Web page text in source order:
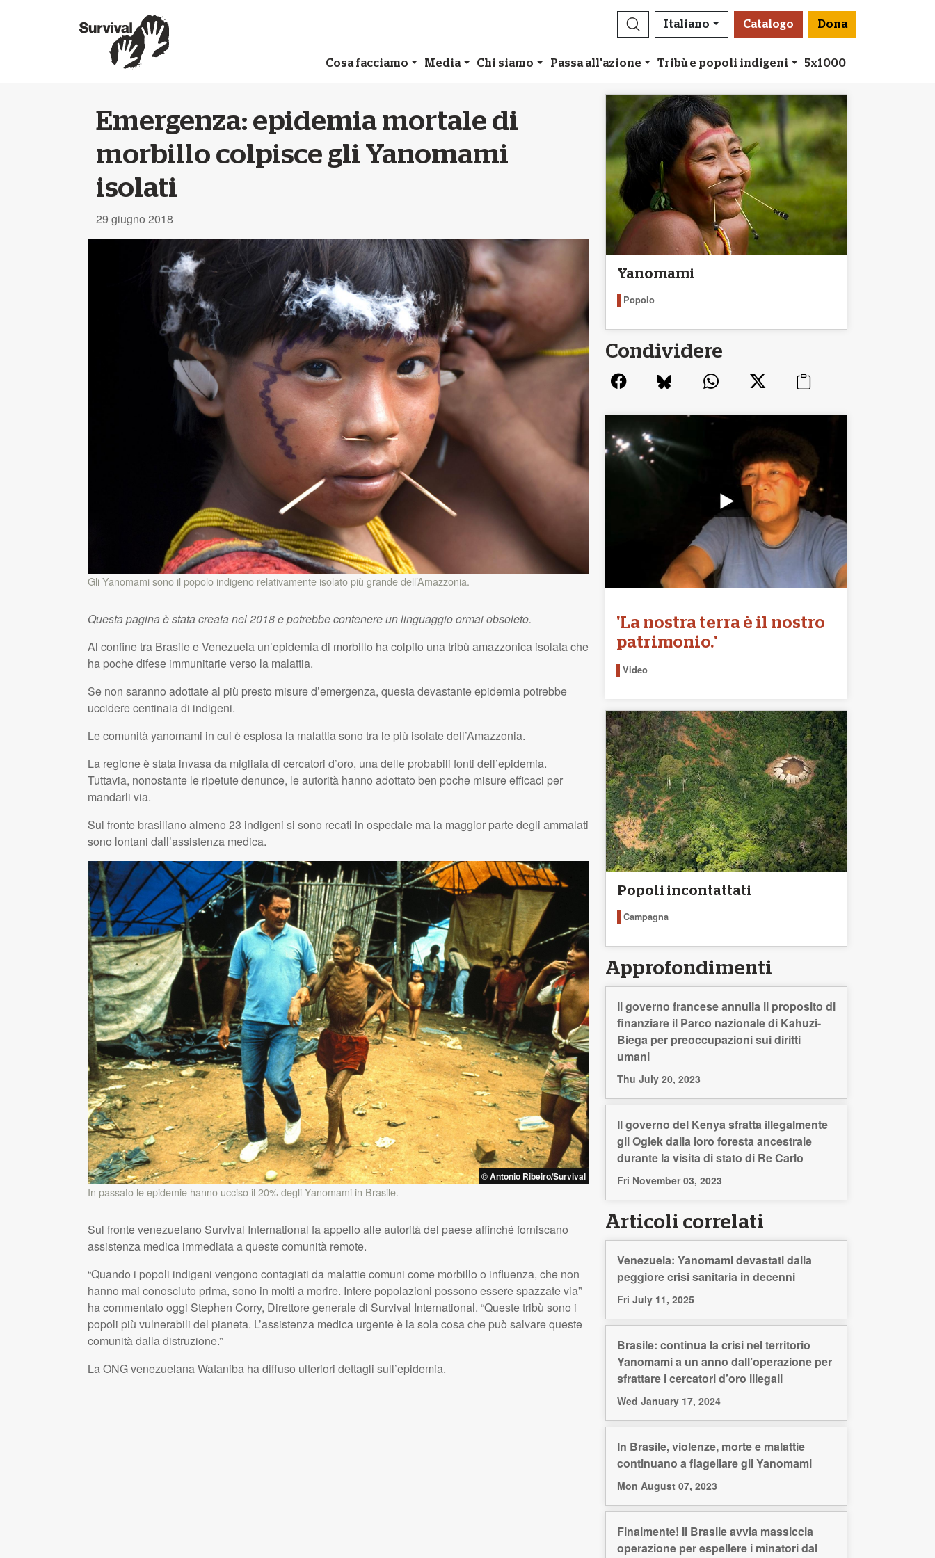
Italiano Catalogo Dona
Cosa facciamo Media Chi siamo Passa all'azione Tribù e popoli indigeni 5x1000
Emergenza: epidemia mortale di
morbillo colpisce gli Yanomami
isolati
29 giugno 2018
Gli Yanomami sono il popolo indigeno relativamente isolato più grande dell’Amazzonia.
Questa pagina è stata creata nel 2018 e potrebbe contenere un linguaggio ormai obsoleto.
Al confine tra Brasile e Venezuela un’epidemia di morbillo ha colpito una tribù amazzonica isolata che
ha poche difese immunitarie verso la malattia.
Se non saranno adottate al più presto misure d’emergenza, questa devastante epidemia potrebbe
uccidere centinaia di indigeni.
Le comunità yanomami in cui è esplosa la malattia sono tra le più isolate dell’Amazzonia.
La regione è stata invasa da migliaia di cercatori d’oro, una delle probabili fonti dell’epidemia.
Tuttavia, nonostante le ripetute denunce, le autorità hanno adottato ben poche misure efficaci per
mandarli via.
Sul fronte brasiliano almeno 23 indigeni si sono recati in ospedale ma la maggior parte degli ammalati
sono lontani dall’assistenza medica.
© Antonio Ribeiro/Survival
In passato le epidemie hanno ucciso il 20% degli Yanomami in Brasile.
Sul fronte venezuelano Survival International fa appello alle autorità del paese affinché forniscano
assistenza medica immediata a queste comunità remote.
“Quando i popoli indigeni vengono contagiati da malattie comuni come morbillo o influenza, che non
hanno mai conosciuto prima, sono in molti a morire. Intere popolazioni possono essere spazzate via”
ha commentato oggi Stephen Corry, Direttore generale di Survival International. “Queste tribù sono i
popoli più vulnerabili del pianeta. L’assistenza medica urgente è la sola cosa che può salvare queste
comunità dalla distruzione.”
La ONG venezuelana Wataniba ha diffuso ulteriori dettagli sull’epidemia.
Yanomami
Popolo
Condividere
'La nostra terra è il nostro
patrimonio.'
Video
Popoli incontattati
Campagna
Approfondimenti
Il governo francese annulla il proposito di
finanziare il Parco nazionale di Kahuzi-
Biega per preoccupazioni sui diritti
umani
Thu July 20, 2023
Il governo del Kenya sfratta illegalmente
gli Ogiek dalla loro foresta ancestrale
durante la visita di stato di Re Carlo
Fri November 03, 2023
Articoli correlati
Venezuela: Yanomami devastati dalla
peggiore crisi sanitaria in decenni
Fri July 11, 2025
Brasile: continua la crisi nel territorio
Yanomami a un anno dall’operazione per
sfrattare i cercatori d’oro illegali
Wed January 17, 2024
In Brasile, violenze, morte e malattie
continuano a flagellare gli Yanomami
Mon August 07, 2023
Finalmente! Il Brasile avvia massiccia
operazione per espellere i minatori dal